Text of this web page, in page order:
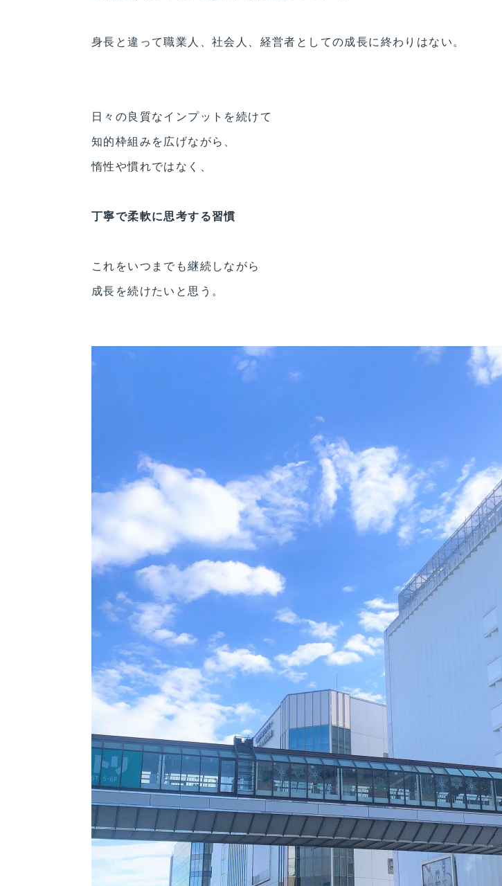
身長と違って職業人、社会人、経営者としての成長に終わりはない。
日々の良質なインプットを続けて
知的枠組みを広げながら、
惰性や慣れではなく、
丁寧で柔軟に思考する習慣
これをいつまでも継続しながら
成長を続けたいと思う。